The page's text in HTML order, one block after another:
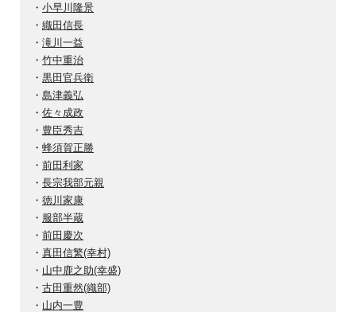
・ 小早川隆景
・ 織田信長
・ 滝川一益
・ 竹中重治
・ 黒田官兵衛
・ 島津義弘
・ 佐々成政
・ 豊臣秀吉
・ 蜂須賀正勝
・ 前田利家
・ 長宗我部元親
・ 徳川家康
・ 服部半蔵
・ 前田慶次
・ 真田信繁(幸村)
・ 山中鹿之助(幸盛)
・ 古田重然(織部)
・ 山内一豊